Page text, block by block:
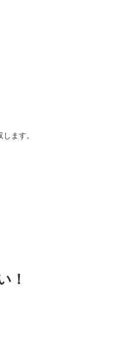
ます。
！